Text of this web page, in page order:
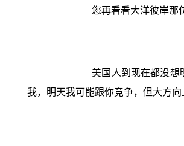
您再看看大洋彼岸那
美国人到现在都没想
我，明天我可能跟你竞争，但大方向